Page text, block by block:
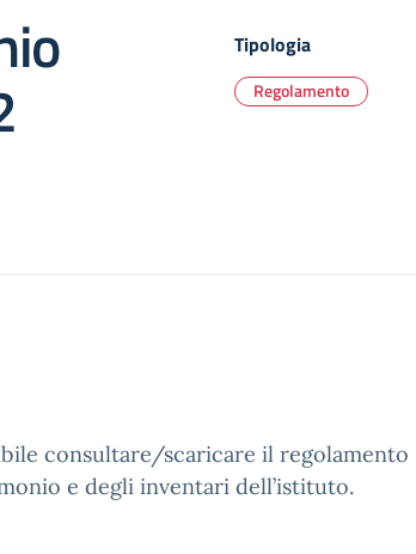
Tipologia
Regolamento
consultare/scaricare il regolamento
e degli inventari dell’istituto.